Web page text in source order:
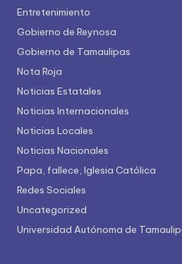
Entretenimiento
Gobierno de Reynosa
Gobierno de Tamaulipas
Nota Roja
Noticias Estatales
Noticias Internacionales
Noticias Locales
Noticias Nacionales
Papa, fallece, Iglesia Católica
Redes Sociales
Uncategorized
Universidad Autónoma de